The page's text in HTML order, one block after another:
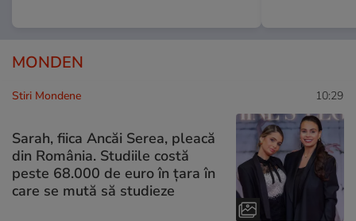
MONDEN
Stiri Mondene 10:29
Sarah, fiica Ancăi Serea, pleacă
din România. Studiile costă
peste 68.000 de euro în țara în
care se mută să studieze